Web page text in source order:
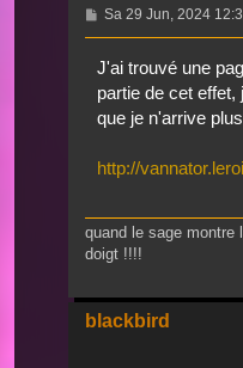
Beitrag
Sa 29 Jun, 2024
J'ai trouvé une
partie de cet
que je n'arrive
http://
quand le sage montre
doigt !!!!
blackbird